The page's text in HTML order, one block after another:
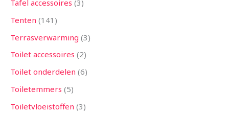
Tafel accessoires 3
Tenten 141
Terrasverwarming 3
Toilet accessoires 2
Toilet onderdelen 6
Toiletemmers 5
Toiletvloeistoffen 3